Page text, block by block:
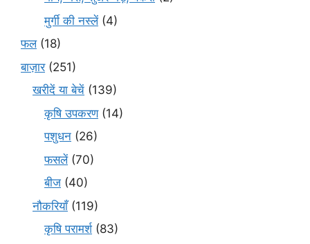
मुर्गी की नस्लें(4)
फल(18)
बाज़ार(251)
खरीदें या बेचें (139)
कृषि उपकरण(14)
पशुधन (26)
फसलें(70)
बीज (40)
नौकरियाँ(119)
कृषि परामर्श(83)